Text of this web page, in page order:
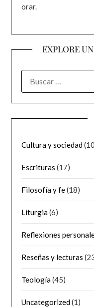
orar.
EXPLORE
Cultura y sociedad
Escrituras (17)
Filosofía y fe(18)
Liturgia(6)
Reflexiones
Reseñas y lecturas
Teología(45)
Uncategorized(1)